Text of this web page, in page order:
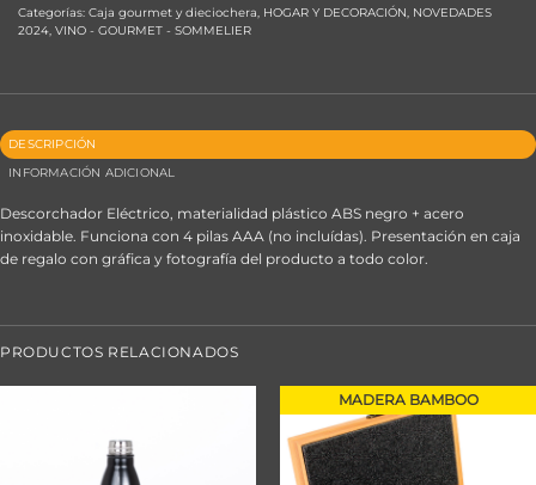
Categorías: Caja gourmet y dieciochera HOGAR Y DECORACIÓN
NOVEDADES
2024 VINO - GOURMET - SOMMELIER
DESCRIPCIÓN
INFORMACIÓN ADICIONAL
Descorchador Eléctrico, materialidad plástico ABS negro + acero
inoxidable. Funciona con 4 pilas AAA (no incluídas). Presentación en caja
de regalo con gráfica y fotografía del producto a todo color.
PRODUCTOS RELACIONADOS
MADERA BAMBOO